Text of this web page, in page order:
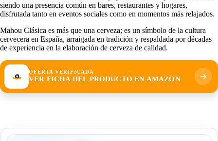
siendo una presencia común en bares, restaurantes y hogares,
disfrutada tanto en eventos sociales como en momentos más relajados.
Mahou Clásica es más que una cerveza; es un símbolo de la cultura
cervecera en España, arraigada en tradición y respaldada por décadas
de experiencia en la elaboración de cerveza de calidad.
OFERTA VERIFICADA
VER FICHA DEL PRODUCTO EN AMAZON